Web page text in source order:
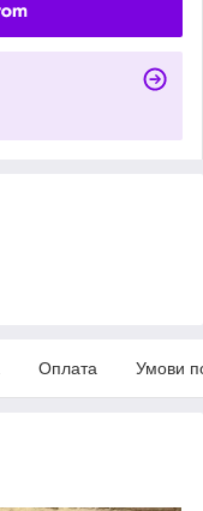
Оплата Умови